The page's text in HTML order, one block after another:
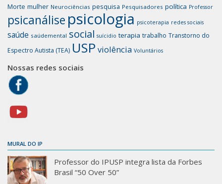
Morte mulher Neurociências pesquisa Pesquisadores política Professor
psicanálise psicologia psicoterapia redes sociais
saúde saúdemental social suícidio terapia trabalho Transtorno do
Espectro Autista (TEA) USP violência Voluntários
Nossas redes sociais
MURAL DO IP
Professor do IPUSP integra lista da Forbes
Brasil “50 Over 50”